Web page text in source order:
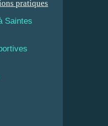
Saintes